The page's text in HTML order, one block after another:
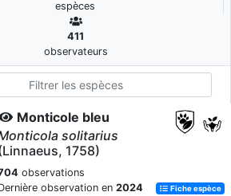
espèces
411
observateurs
Monticole bleu
solitarius
1758)
observations
observation en 2024 Fiche espèce